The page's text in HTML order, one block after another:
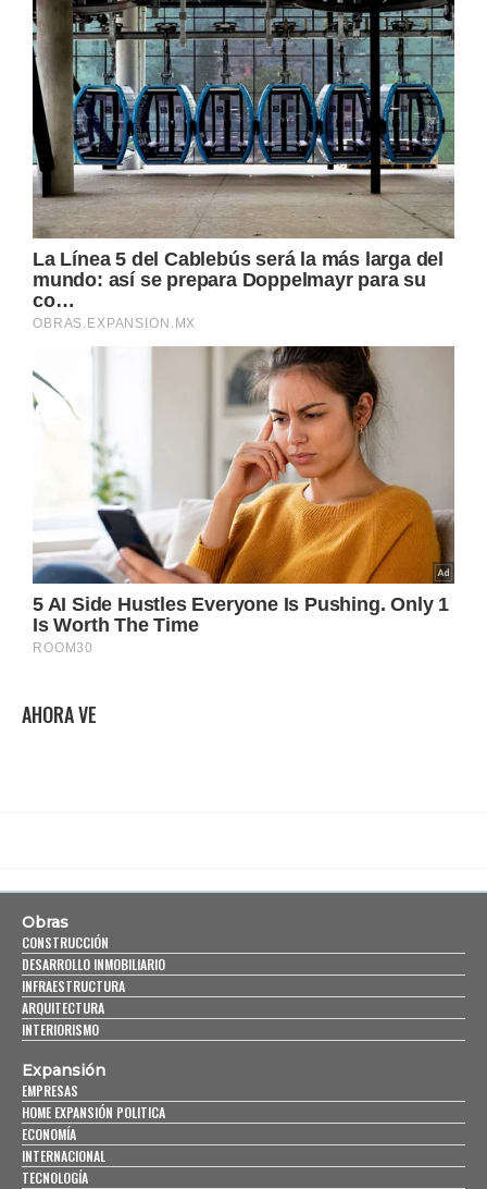
AHORA VE
Obras
CONSTRUCCIÓN
DESARROLLO INMOBILIARIO
INFRAESTRUCTURA
ARQUITECTURA
INTERIORISMO
Expansión
EMPRESAS
HOME EXPANSIÓN POLITICA
ECONOMÍA
INTERNACIONAL
TECNOLOGÍA